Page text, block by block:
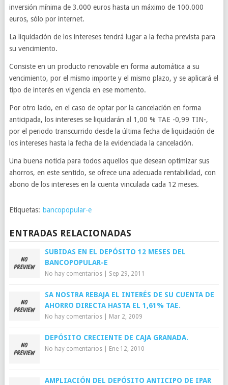
inversión mínima de 3.000 euros hasta un máximo de 100.000
euros, sólo por internet.
La liquidación de los intereses tendrá lugar a la fecha prevista para
su vencimiento.
Consiste en un producto renovable en forma automática a su
vencimiento, por el mismo importe y el mismo plazo, y se aplicará el
tipo de interés en vigencia en ese momento.
Por otro lado, en el caso de optar por la cancelación en forma
anticipada, los intereses se liquidarán al 1,00 % TAE -0,99 TIN-,
por el periodo transcurrido desde la última fecha de liquidación de
los intereses hasta la fecha de la evidenciada la cancelación.
Una buena noticia para todos aquellos que desean optimizar sus
ahorros, en este sentido, se ofrece una adecuada rentabilidad, con
abono de los intereses en la cuenta vinculada cada 12 meses.
Etiquetas: bancopopular-e
ENTRADAS RELACIONADAS
SUBIDAS EN EL DEPÓSITO 12 MESES DEL
BANCOPOPULAR-E
No hay comentarios| Sep 29, 2011
SA NOSTRA REBAJA EL INTERÉS DE SU CUENTA DE
AHORRO DIRECTA HASTA EL 1,61% TAE.
No hay comentarios| Mar 2, 2009
DEPÓSITO CRECIENTE DE CAJA GRANADA.
No hay comentarios| Ene 12, 2010
AMPLIACIÓN DEL DEPÓSITO ANTICIPO DE IPAR